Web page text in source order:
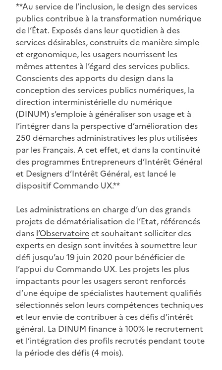
**Au service de l’inclusion, le design des services
publics contribue à la transformation numérique
de l’État. Exposés dans leur quotidien à des
services désirables, construits de manière simple
et ergonomique, les usagers nourrissent les
mêmes attentes à l’égard des services publics.
Conscients des apports du design dans la
conception des services publics numériques, la
direction interministérielle du numérique
(DINUM) s’emploie à généraliser son usage et à
l’intégrer dans la perspective d’amélioration des
250 démarches administratives les plus utilisées
par les Français. A cet effet, et dans la continuité
des programmes Entrepreneurs d’Intérêt Général
et Designers d’Intérêt Général, est lancé le
dispositif Commando UX.**
Les administrations en charge d’un des grands
projets de dématérialisation de l’Etat, référencés
dans l’Observatoireet souhaitant solliciter des
experts en design sont invitées à soumettre leur
défi jusqu’au 19 juin 2020 pour bénéficier de
l’appui du Commando UX. Les projets les plus
impactants pour les usagers seront renforcés
d’une équipe de spécialistes hautement qualifiés
sélectionnés selon leurs compétences techniques
et leur envie de contribuer à ces défis d’intérêt
général. La DINUM finance à 100% le recrutement
et l’intégration des profils recrutés pendant toute
la période des défis (4 mois).